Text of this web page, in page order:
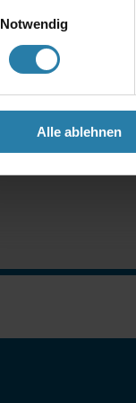
Notwendig
Alle ablehnen